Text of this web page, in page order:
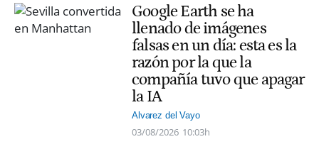
Google Earth se ha
llenado de imágenes
falsas en un día: esta es la
razón por la que la
compañía tuvo que apagar
la IA
Alvarez del Vayo
03/08/2026 10:03h